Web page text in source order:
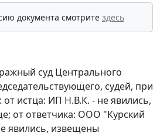
документа смотрите здесь
суд Центрального
судей, при
от истца: ИП Н.В.К. - не явились,
от ответчика: ООО "Курский
явились, извещены